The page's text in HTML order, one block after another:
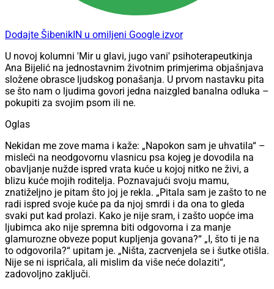
Dodajte ŠibenikIN u omiljeni Google izvor
U novoj kolumni 'Mir u glavi, jugo vani' psihoterapeutkinja
Ana Bijelić na jednostavnim životnim primjerima objašnjava
složene obrasce ljudskog ponašanja. U prvom nastavku pita
se što nam o ljudima govori jedna naizgled banalna odluka –
pokupiti za svojim psom ili ne.
Oglas
Nekidan me zove mama i kaže: „Napokon sam je uhvatila“ –
misleći na neodgovornu vlasnicu psa kojeg je dovodila na
obavljanje nužde ispred vrata kuće u kojoj nitko ne živi, a
blizu kuće mojih roditelja. Poznavajući svoju mamu,
znatiželjno je pitam što joj je rekla. „Pitala sam je zašto to ne
radi ispred svoje kuće pa da njoj smrdi i da ona to gleda
svaki put kad prolazi. Kako je nije sram, i zašto uopće ima
ljubimca ako nije spremna biti odgovorna i za manje
glamurozne obveze poput kupljenja govana?“ „I, što ti je na
to odgovorila?“ upitam je. „Ništa, zacrvenjela se i šutke otišla.
Nije se ni ispričala, ali mislim da više neće dolaziti“,
zadovoljno zaključi.